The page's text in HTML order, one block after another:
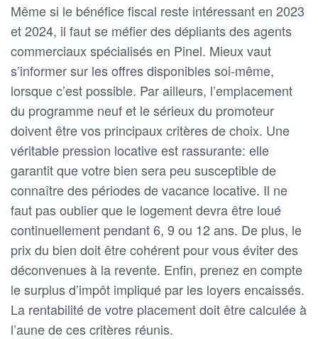
Même si le bénéfice fiscal reste intéressant en 2023
et 2024, il faut se méfier des dépliants des agents
commerciaux spécialisés en Pinel. Mieux vaut
s’informer sur les offres disponibles soi-même,
lorsque c’est possible. Par ailleurs, l’emplacement
du programme neuf et le sérieux du promoteur
doivent être vos principaux critères de choix. Une
véritable pression locative est rassurante: elle
garantit que votre bien sera peu susceptible de
connaître des périodes de vacance locative. Il ne
faut pas oublier que le logement devra être loué
continuellement pendant 6, 9 ou 12 ans. De plus, le
prix du bien doit être cohérent pour vous éviter des
déconvenues à la revente. Enfin, prenez en compte
le surplus d’impôt impliqué par les loyers encaissés.
La rentabilité de votre placement doit être calculée à
l’aune de ces critères réunis.